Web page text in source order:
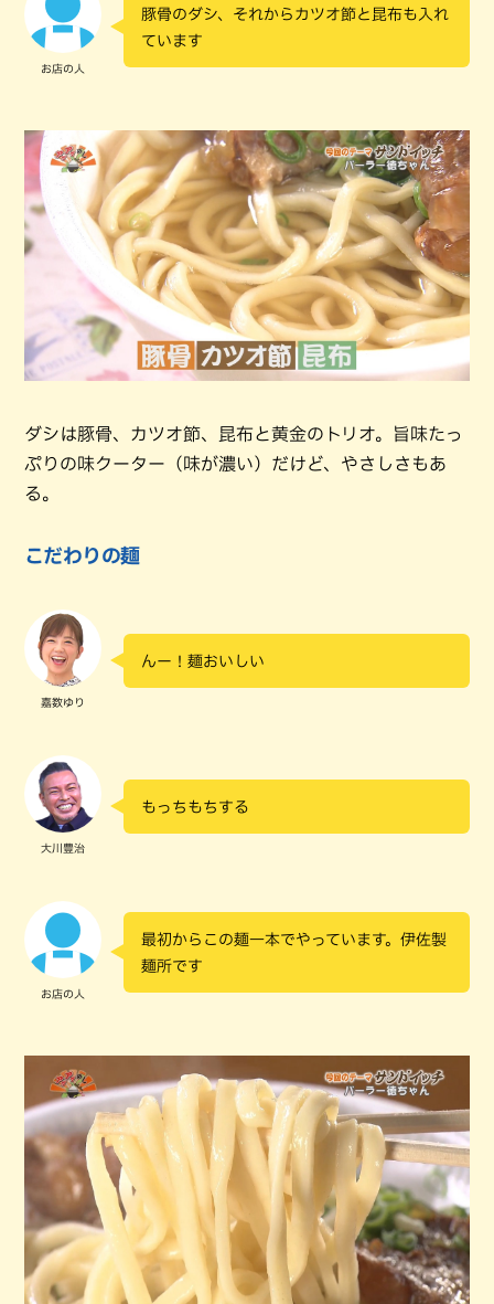
お店の人
豚骨のダシ、それからカツオ節と昆布も入れ
ています
ダシは豚骨、カツオ節、昆布と黄金のトリオ。旨味たっ
ぷりの味クーター（味が濃い）だけど、やさしさもあ
る。
こだわりの麺
嘉数ゆり
んー！麺おいしい
大川豊治
もっちもちする
お店の人
最初からこの麺一本でやっています。伊佐製
麺所です